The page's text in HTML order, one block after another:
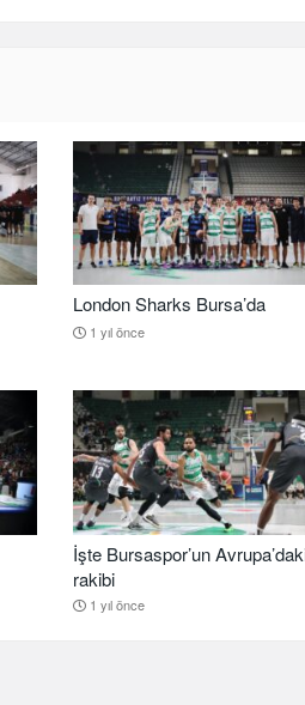
London Sharks Bursa’da
1 yıl önce
İşte Bursaspor’un
rakibi
1 yıl önce